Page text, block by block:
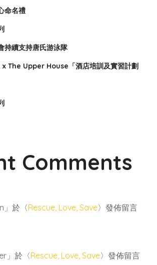
命名禮
持續支持唐氏游泳隊
x The Upper House「酒店培訓及實習計劃
Comments
」於〈Rescue, Love, Save〉發佈留言
」於〈Rescue, Love, Save〉發佈留言